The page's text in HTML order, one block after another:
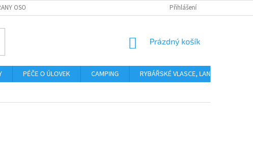
OSOBNÍCH ÚDAJŮ Přihlášení
NÁKUPNÍ
Prázdný košík
PÉČE O ÚLOVEK CAMPING
RYBÁŘSKÉ VLASCE, LANKA, PLETENÉ